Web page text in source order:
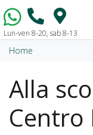
Vai al contenuto
Lun-ven 8-20, sab 8-13
Home
Alla
Centro